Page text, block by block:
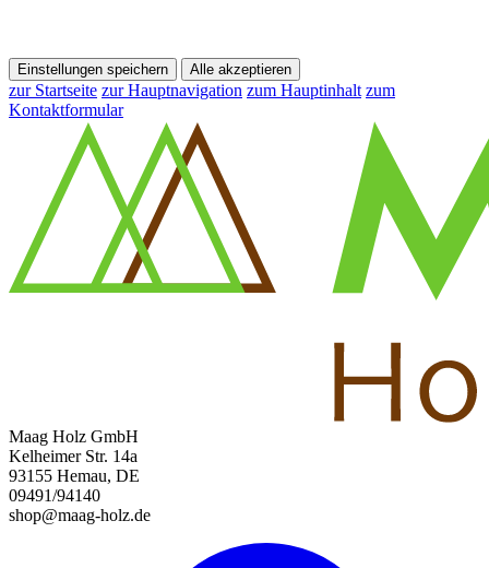
Einstellungen speichern Alle akzeptieren
zur Startseite zur Hauptnavigation zum Hauptinhalt zum
Kontaktformular
Maag Holz GmbH
Kelheimer Str. 14a
93155 Hemau, DE
09491/94140
shop@maag-holz.de